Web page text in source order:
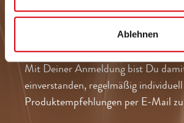
Ablehnen
Mit Deiner Anmeldung bist Du
einverstanden, regelmäßig
Produktempfehlungen per E-Mail